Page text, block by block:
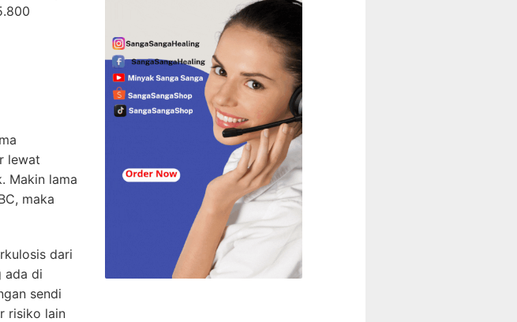
lewat
Makin lama
maka
dari
ada di
sendi
risiko lain